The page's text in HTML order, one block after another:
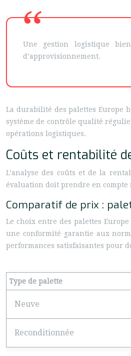
Une gestion logistique
d’approvisionnement.
La durabilité des palettes Europe
système de contrôle qualité
opérations logistiques.
Coûts et rentabilité
L’analyse des coûts et de la
évaluation doit prendre en compte
Comparatif de prix :
Le choix entre des palettes
une conformité garantie aux
performances satisfaisantes pour
Type de palette
Neuve
Reconditionnée